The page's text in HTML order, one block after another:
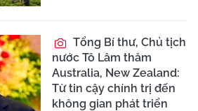
Tổng Bí thư, Chủ tịch
nước Tô Lâm thăm
Australia, New Zealand:
Từ tin cậy chính trị đến
không gian phát triển